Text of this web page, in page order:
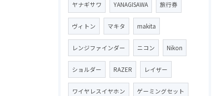
ヤナギサワ YANAGISAWA 旅行券
ヴィトン マキタ makita
レンジファインダー ニコン Nikon
ショルダー RAZER レイザー
ワイヤレスイヤホン ゲーミングセット